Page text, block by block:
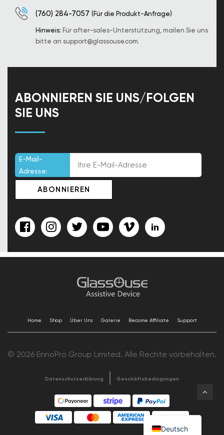
(760) 284-7057 (Für die Produkt-Anfrage)
Hinweis: Für after-sales-Unterstützung, mailen Sie uns
bitte an support@glassouse.com.
ABONNIEREN SIE UNS/FOLGEN
SIE UNS
E-Mail-
Adresse:
Home Shop Über Uns Galerie Become Affiliate Support
© 2026 EnnoPro Group Limited. Alle Rechte vorbehalten.
Datenschutzerklärung Geschäftsbedingungen
Deutsch